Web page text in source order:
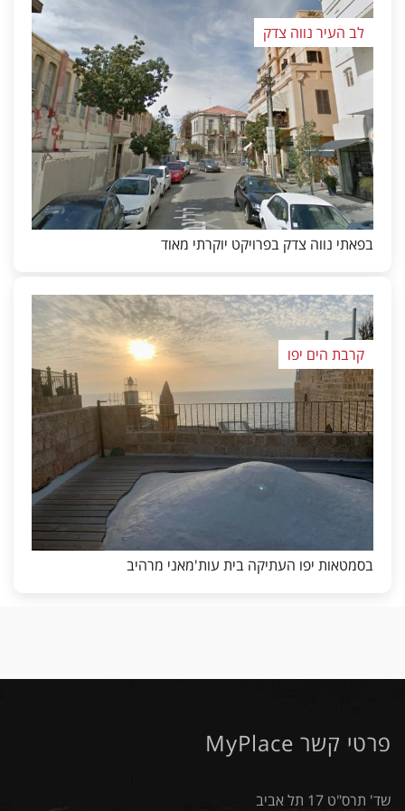
לב העיר נווה צדק
בפאתי נווה צדק בפרויקט יוקרתי מאוד
קרבת הים יפו
בסמטאות יפו העתיקה בית עות'מאני מרהיב
פרטי קשר MyPlace
שד' תרס"ט 17 תל אביב